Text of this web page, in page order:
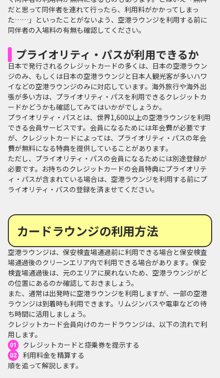
だと思って同伴者を連れて行ったら、利用料がかかってしまっ
た……」といったことがないよう、空港ラウンジを利用する前に
同伴者の入場料の有無も確認してください。
プライオリティ・パスが利用できるか
日本で発行されるクレジットカードの多くは、日本の空港ラウン
ジのみ、もしくは日本の空港ラウンジと日本人観光客が多いハワ
イなどの空港ラウンジのみに対応しています。海外旅行や海外出
張が多い方は、プライオリティ・パスを利用できるクレジットカ
ードかどうかも確認してみてはいかがでしょうか。
プライオリティ・パスとは、世界1,600以上の空港ラウンジを利用
できる会員サービスです。会員になるためには年会費が必要です
が、クレジットカードによっては、プライオリティ・パスの年会
費が無料になる特典を提供していることがあります。
ただし、プライオリティ・パスの会員になるためには別途登録が
必要です。お持ちのクレジットカードの会員特典にプライオリテ
ィ・パスが含まれている場合は、空港ラウンジを利用する前にプ
ライオリティ・パスの登録を済ませてください。
カードラウンジの利用方法
空港ラウンジは、保安検査場通過前に利用できる場合と保安検査
場通過後のクリーンエリア内で利用できる場合があります。保安
検査場通過後は、元のエリアに戻れないため、空港ラウンジがど
の位置にあるのか確認しておきましょう。
また、通常は出発時に空港ラウンジを利用しますが、一部の空港
ラウンジは到着時も利用できます。リムジンバスや電車などの待
ち時間に活用しましょう。
クレジットカード会員向けのカードラウンジは、以下の流れで利
用します。
クレジットカードと搭乗券を提示する
利用料金を精算する
順を追って解説します。